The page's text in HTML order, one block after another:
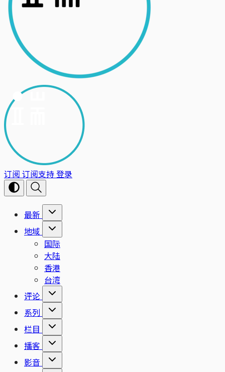
订阅 订阅支持登录
最新
地域
国际
大陆
香港
台湾
评论
系列
栏目
播客
影音